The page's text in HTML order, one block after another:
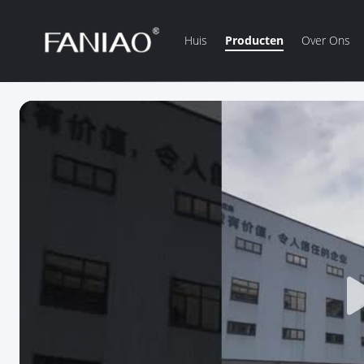
Huis Producten Over Ons